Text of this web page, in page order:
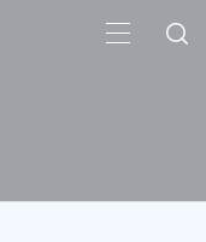
PRIMARY